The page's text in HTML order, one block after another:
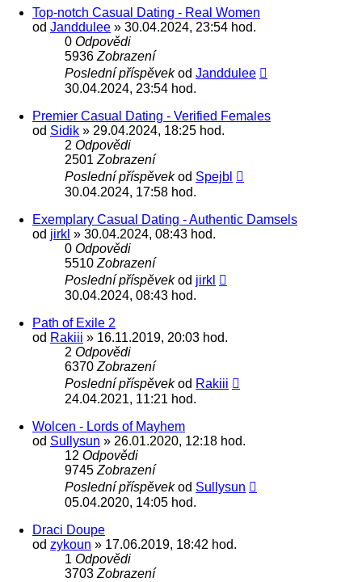
Top-notch Сasual Dating - Real Women
od Janddulee » 30.04.2024, 23:54 hod.
0 Odpovědi
5936 Zobrazení
Poslední příspěvekod Janddulee
30.04.2024, 23:54 hod.
Premier Сasual Dating - Verified Females
od Sidik » 29.04.2024, 18:25 hod.
2 Odpovědi
2501 Zobrazení
Poslední příspěvekod Spejbl
30.04.2024, 17:58 hod.
Exemplary Сasual Dating - Authentic Damsels
od jirkl » 30.04.2024, 08:43 hod.
0 Odpovědi
5510 Zobrazení
Poslední příspěvekod jirkl
30.04.2024, 08:43 hod.
Path of Exile 2
od Rakiii » 16.11.2019, 20:03 hod.
2 Odpovědi
6370 Zobrazení
Poslední příspěvekod Rakiii
24.04.2021, 11:21 hod.
Wolcen - Lords of Mayhem
od Sullysun » 26.01.2020, 12:18 hod.
12 Odpovědi
9745 Zobrazení
Poslední příspěvekod Sullysun
05.04.2020, 14:05 hod.
Draci Doupe
od zykoun » 17.06.2019, 18:42 hod.
1 Odpovědi
3703 Zobrazení